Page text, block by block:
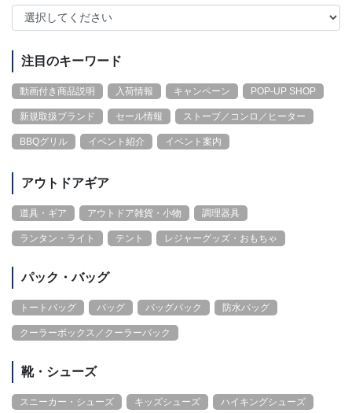
注目のキーワード
動画付き商品説明 入荷情報 キャンペーン POP-UP SHOP
新規取扱ブランド セール情報 ストーブ／コンロ／ヒーター
BBQグリル イベント紹介 イベント案内
アウトドアギア
道具・ギア アウトドア雑貨・小物 調理器具
ランタン・ライト テント レジャーグッズ・おもちゃ
パック・バッグ
トートバッグ バッグ バッグパック 防水バッグ
クーラーボックス／クーラーバック
靴・シューズ
スニーカー・シューズ キッズシューズ ハイキングシューズ